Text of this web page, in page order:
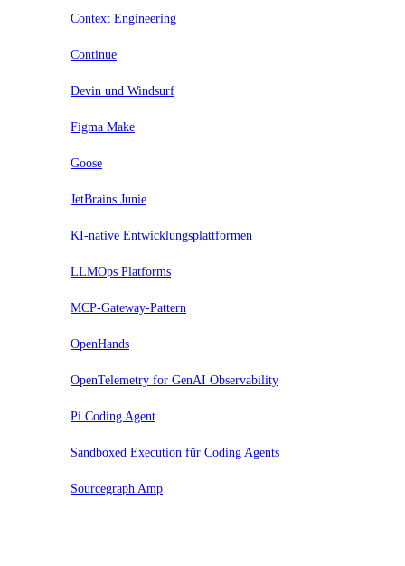
Context Engineering
Continue
Devin und Windsurf
Figma Make
Goose
JetBrains Junie
KI-native Entwicklungsplattformen
LLMOps Platforms
MCP-Gateway-Pattern
OpenHands
OpenTelemetry for GenAI Observability
Pi Coding Agent
Sandboxed Execution für Coding Agents
Sourcegraph Amp